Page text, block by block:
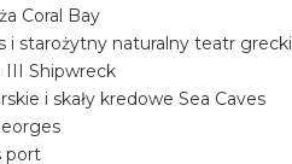
Coral Bay
i starożytny naturalny teatr grecki
III Shipwreck
i skały kredowe Sea Caves
port